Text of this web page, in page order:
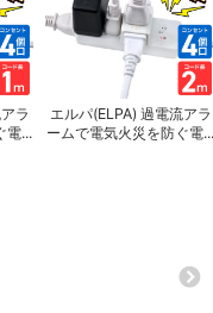
ラ
電...
エルパ(ELPA) 過電流アラ
ームで電気火災を防ぐ電